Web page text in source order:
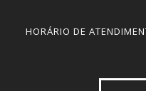
HORÁRIO DE